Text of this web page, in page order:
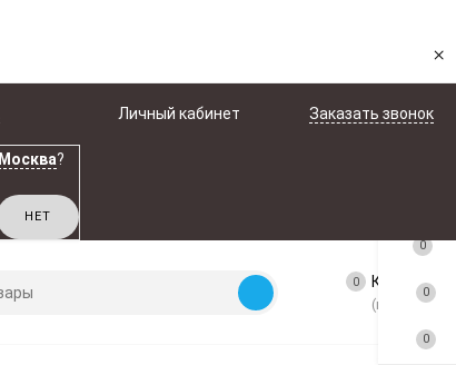
×
Москва?
Личный кабинет Заказать звонок
0 Корзина
(пусто)
0
0
0